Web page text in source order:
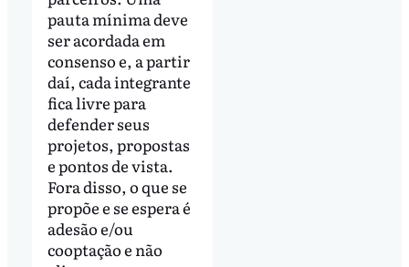
pauta mínima deve
ser acordada em
consenso e, a partir
daí, cada integrante
fica livre para
defender seus
projetos, propostas
e pontos de vista.
Fora disso, o que se
propõe e se espera é
adesão e/ou
cooptação e não